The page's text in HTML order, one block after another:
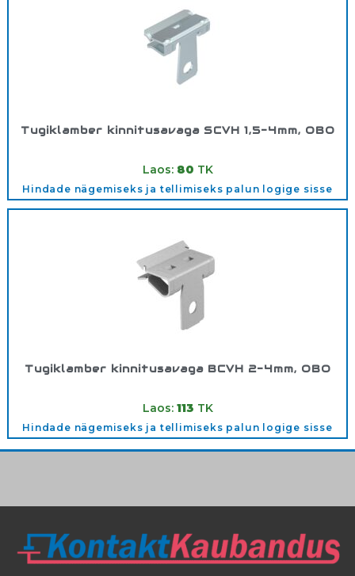
Tugiklamber kinnitusavaga SCVH 1,5-4mm, OBO
Laos: 80 TK
Hindade nägemiseks ja tellimiseks palun logige sisse
Tugiklamber kinnitusavaga BCVH 2-4mm, OBO
Laos: 113 TK
Hindade nägemiseks ja tellimiseks palun logige sisse